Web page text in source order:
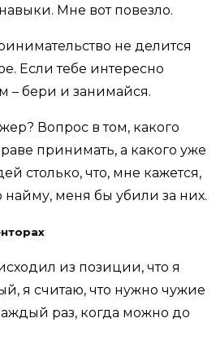
Мне вот повезло.
не делится
Если тебе интересно
– бери и занимайся.
Вопрос в том, какого
принимать, а какого уже
столько, что, мне кажется,
найму, меня бы убили за них.
из позиции, что я
я считаю, что нужно чужие
раз, когда можно до